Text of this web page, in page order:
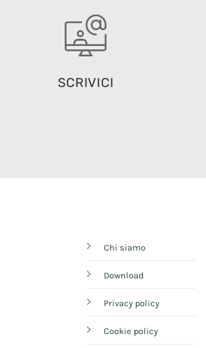
SCRIVICI
Chi siamo
Download
Privacy policy
Cookie policy